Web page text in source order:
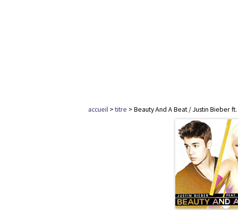
accueil >titre > Beauty And A Beat / Justin Bieber ft.